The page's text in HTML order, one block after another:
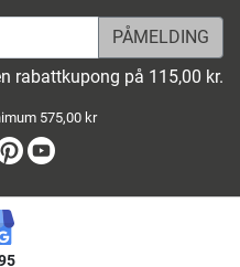
rabattkupong på 115,00 kr.
575,00 kr
Pinterest